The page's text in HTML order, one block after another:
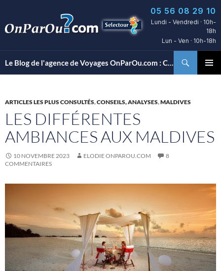
contenu
05 56 08 29 10
Lundi - Vendredi · 10h-
18h
Lun - Ven · 10h-18h
Le Blog de l'agence de Voyages OnParOu.com : Conseils, découvertes d’hôtels et bons plans voyages…
ARTICLES LES PLUS CONSULTÉS,CONSEILS, ANALYSES,MALDIVES
LES DIFFÉRENTES
AMBIANCES AUX MALDIVES
10 NOVEMBRE 2023 ELODIE ONPAROU.COM
8
COMMENTAIRES